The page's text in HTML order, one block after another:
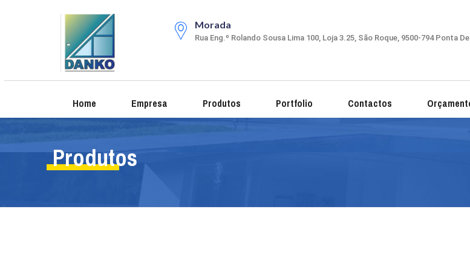
Morada
Rua Eng.º Rolando Sousa Lima 100, Loja 3.25, São Roque, 9500-794 Ponta
Home Empresa Produtos Portfolio Contactos
Produtos